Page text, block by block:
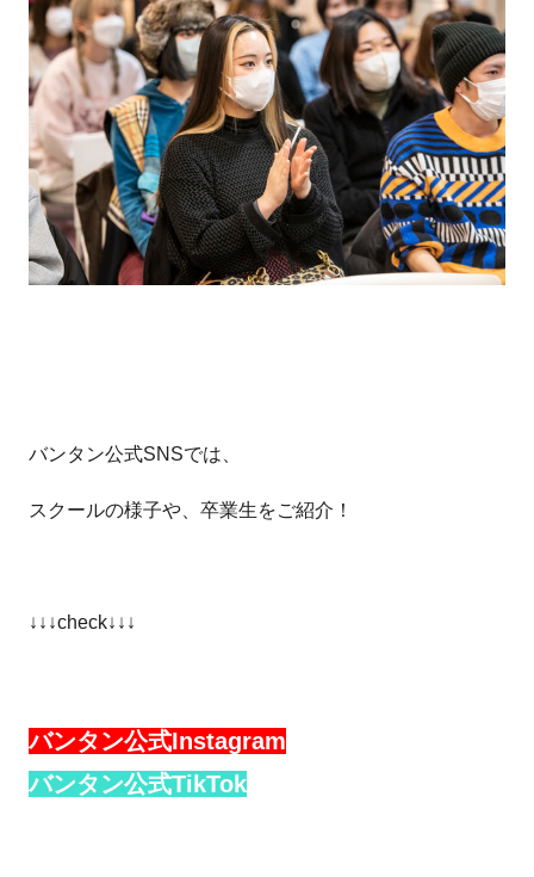
バンタン公式SNSでは、
スクールの様子や、卒業生をご紹介！
↓↓↓check↓↓↓
バンタン公式Instagram
バンタン公式TikTok